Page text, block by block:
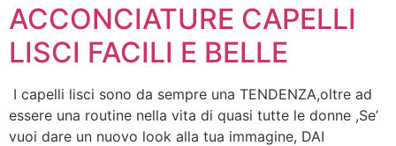
ACCONCIATURE CAPELLI
LISCI FACILI E BELLE
I capelli lisci sono da sempre una TENDENZA,oltre ad
essere una routine nella vita di quasi tutte le donne ,Se’
vuoi dare un nuovo look alla tua immagine, DAI